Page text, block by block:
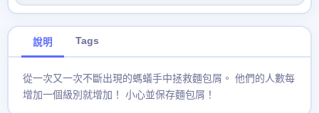
說明 Tags
從一次又一次不斷出現的螞蟻手中拯救麵包屑。 他們的人數每
增加一個級別就增加！ 小心並保存麵包屑！